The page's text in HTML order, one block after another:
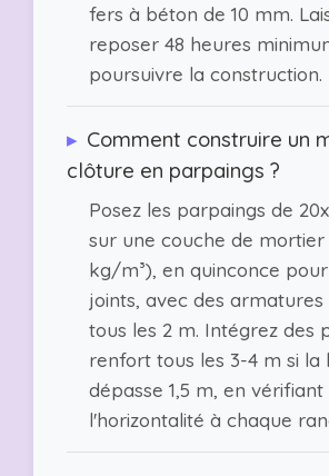
fers à béton de 10 mm.
reposer 48 heures
poursuivre la construction.
▸ Comment construire un
clôture en parpaings ?
Posez les parpaings de
sur une couche de mortier
kg/m³), en quinconce
joints, avec des armatures
tous les 2 m. Intégrez des
renfort tous les 3-4 m si la
dépasse 1,5 m, en vérifiant
l'horizontalité à chaque